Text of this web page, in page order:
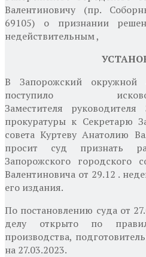
Валентиновичу (пр.
69105) о признании
недействительным,
В Запорожский окружной
поступило
Заместителя руководителя
прокуратуры к Секретарю
совета Куртеву Анатолию
просит суд признать
Запорожского городского
Валентиновича от 29.12 .
его издания.
По постановлению суда от
делу открыто по
производства,
на 27.03.2023.